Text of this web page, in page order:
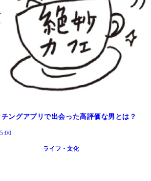
ングアプリで出会った高評価な男とは？
ライフ・文化